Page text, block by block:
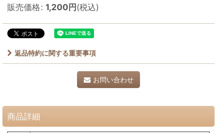
販売価格: 1,200円(税込)
返品特約に関する重要事項
お問い合わせ
商品詳細